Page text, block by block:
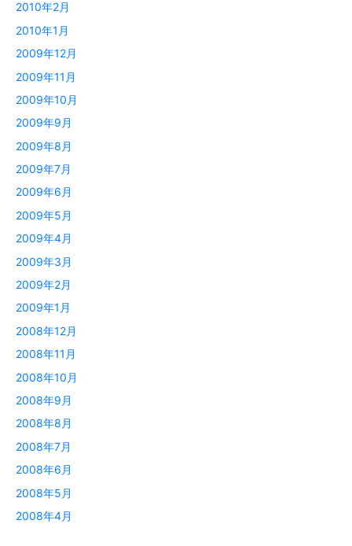
2010年2月
2010年1月
2009年12月
2009年11月
2009年10月
2009年9月
2009年8月
2009年7月
2009年6月
2009年5月
2009年4月
2009年3月
2009年2月
2009年1月
2008年12月
2008年11月
2008年10月
2008年9月
2008年8月
2008年7月
2008年6月
2008年5月
2008年4月